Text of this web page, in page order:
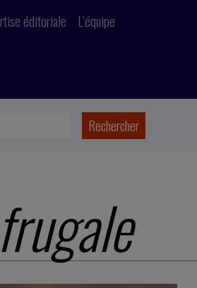
éditoriale L’équipe